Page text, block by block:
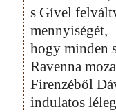
s Gível
mennyiségét,
hogy minden
Ravenna
Firenzéből
indulatos